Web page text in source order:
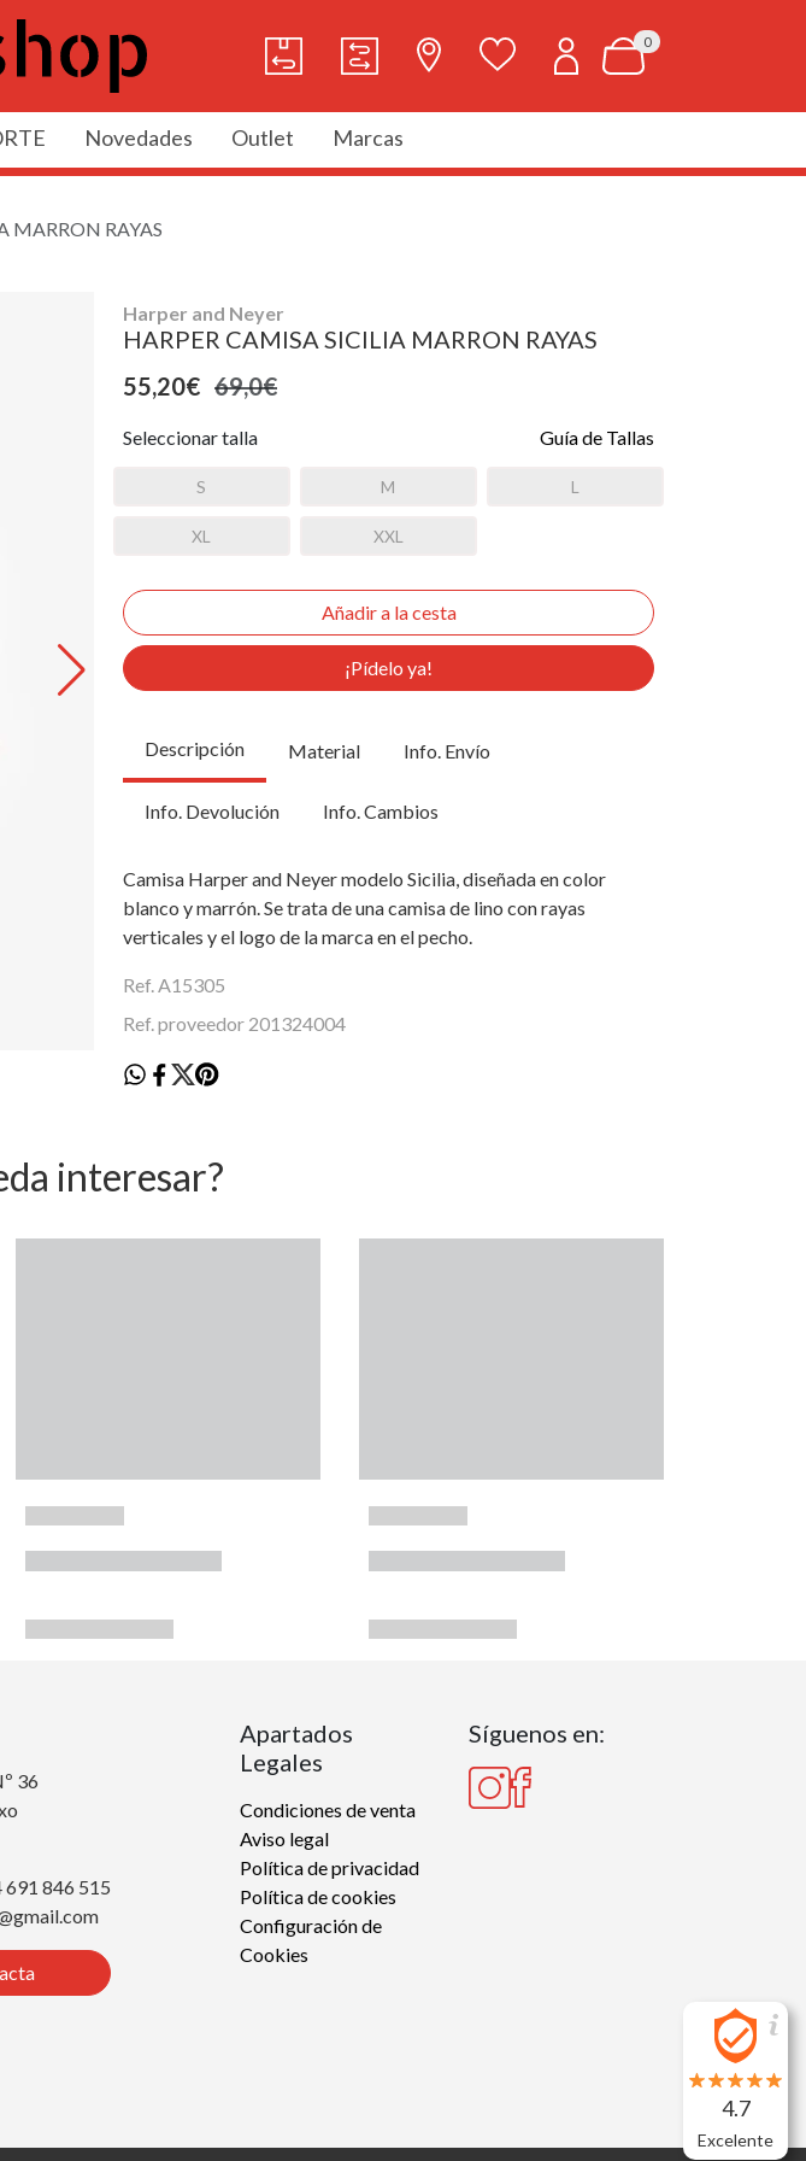
0
Novedades Outlet Marcas
MARRON RAYAS
Harper and Neyer
HARPER CAMISA SICILIA MARRON RAYAS
55,20€ 69,0€
Seleccionar talla Guía de Tallas
S M L
XL XXL
¡Pídelo ya!
Descripción Material Info. Envío
Info. Devolución Info. Cambios
Camisa Harper and Neyer modelo Sicilia, diseñada en color
blanco y marrón. Se trata de una camisa de lino con rayas
verticales y el logo de la marca en el pecho.
Ref. A15305
Ref. proveedor 201324004
interesar?
36
691 846 515
Apartados
Legales
Condiciones de venta
Aviso legal
Política de privacidad
Política de cookies
Configuración de
Cookies
Síguenos en:
4.7
Excelente